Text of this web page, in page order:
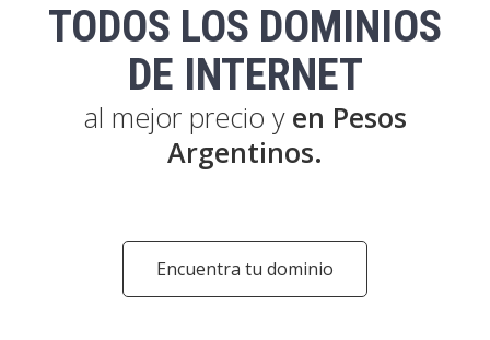
TODOS LOS DOMINIOS
DE INTERNET
al mejor precio y en Pesos
Argentinos.
Encuentra tu dominio